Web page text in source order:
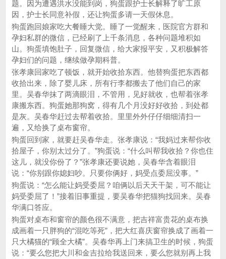
题。因为遭遇洪水没能到岗，狗蛋跟护士长解释了旷工原
因，护士长同意补假，还让狗蛋多请一天假休息。
狗蛋跑回娘家吃大餐睡大觉。睡了一觉醒来，医院官方群和
孕妇私群的微信，已经刷了上千条消息，各种问题堆积如
山。狗蛋填饱肚子，回复微信，给大家报平安，又积极解答
孕妇们的问题，继续做孕期科普。
张孝康回家吃了顿饭，就开始收拾东西。他替狗蛋把东西都
收拾出来，除了婴儿床，所有行李都搬去了他们自己的家
里。吴春华抹了两滴眼泪，不管用，见好就收，也帮着张孝
康搬东西。狗蛋她那狗窝，得有几个月没好好收拾，到处都
是灰。吴春华赶过去帮着收拾。里里外外仔仔细细清扫一
遍，又给换了桌布窗帘。
狗蛋回到家，就要赶吴春华走。张孝康说：“我妈过来帮你收
拾屋子，你别太过分了。”狗蛋说：“什么叫帮我收拾？你也住
这儿，就没你份了？”张孝康还要说她，吴春华含着眼泪
说：“你别跟你媳妇吵。只要你俩好，妈受点委屈没事。”
狗蛋说：“怎么能让妈受委屈？咱俩以后天天干架，可不能让
妈受委屈了！”接着旧事重提，要吴春华把猫狗找回来。吴春
华满口答应。
狗蛋对桌布和窗帘的颜色很不满意，把吉祥富贵花的桌布换
成画着一只胖狗的“混吃等死”，把大红喜庆窗帘换成了画着一
只大橘猫的“顾全大橘”。吴春华再上门来搞卫生的时候，狗蛋
说：“要么您把大川和金吉拉给我送回来，要么您就别再上我